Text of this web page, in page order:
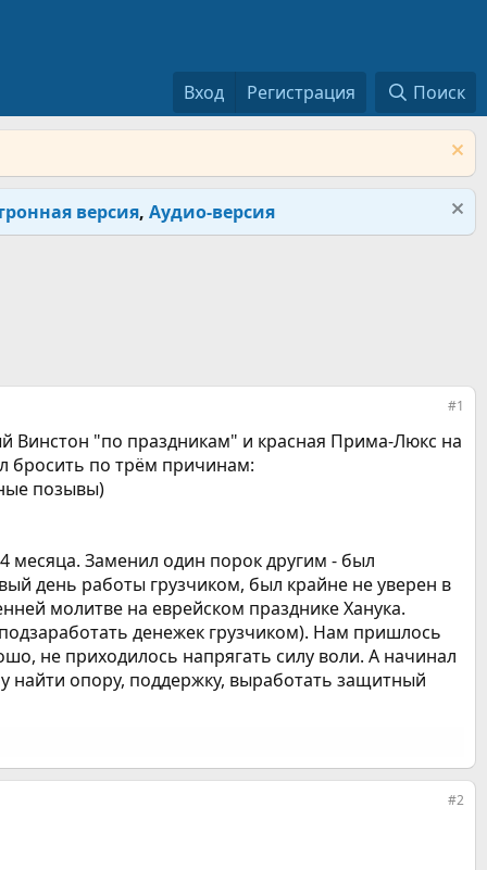
Вход Регистрация Поиск
версия, Аудио-версия
#1
Винстон "по праздникам" и красная Прима-Люкс на
бросить по трём причинам:
позывы)
месяца. Заменил один порок другим - был
день работы грузчиком, был крайне не уверен в
молитве на еврейском празднике Ханука.
денежек грузчиком). Нам пришлось
не приходилось напрягать силу воли. А начинал
опору, поддержку, выработать защитный
#2